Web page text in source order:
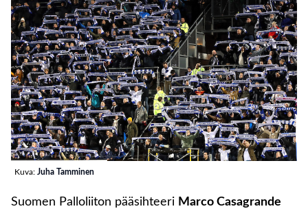
Kuva: Juha Tamminen
Suomen Palloliiton pääsihteeri Marco Casagrande